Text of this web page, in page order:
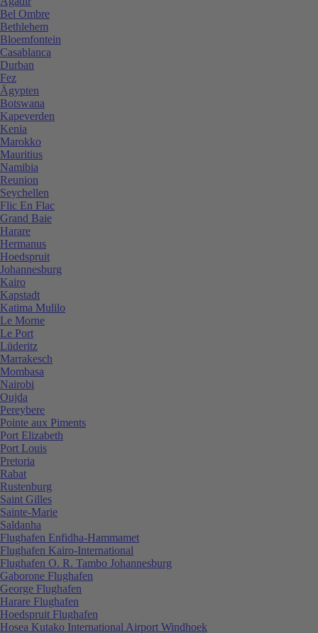
Bel Ombre
Bethlehem
Bloemfontein
Casablanca
Durban
Fez
Ägypten
Botswana
Kapeverden
Kenia
Marokko
Mauritius
Namibia
Reunion
Seychellen
Flic En Flac
Grand Baie
Harare
Hermanus
Hoedspruit
Johannesburg
Kairo
Kapstadt
Katima Mulilo
Le Morne
Le Port
Lüderitz
Marrakesch
Mombasa
Nairobi
Oujda
Pereybere
Pointe aux Piments
Port Elizabeth
Port Louis
Pretoria
Rabat
Rustenburg
Saint Gilles
Sainte-Marie
Saldanha
Flughafen Enfidha-Hammamet
Flughafen Kairo-International
Flughafen O. R. Tambo Johannesburg
Gaborone Flughafen
George Flughafen
Harare Flughafen
Hoedspruit Flughafen
Hosea Kutako International Airport Windhoek